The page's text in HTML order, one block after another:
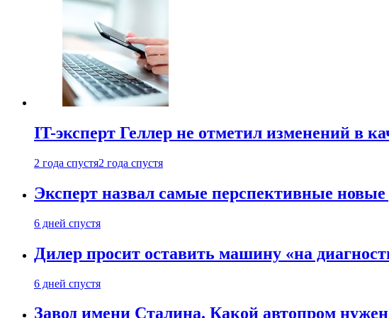
IT-эксперт Геллер не отметил изменений в
2 года спустя2 года спустя
Эксперт назвал самые перспективные
6 дней спустя
Дилер просит оставить машину «на
6 дней спустя
Завод имени Сталина. Какой автопром